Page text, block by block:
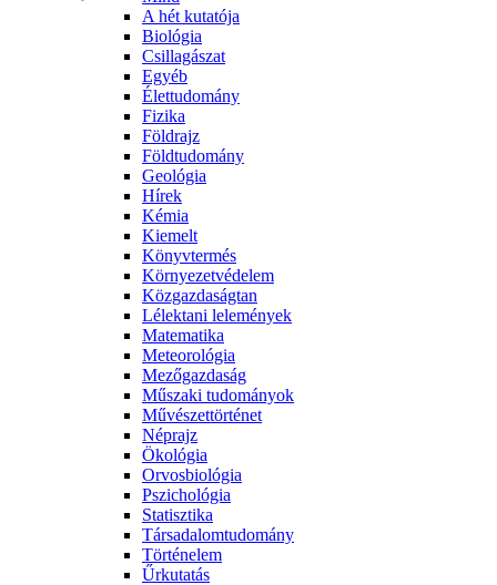
A hét kutatója
Biológia
Csillagászat
Egyéb
Élettudomány
Fizika
Földrajz
Földtudomány
Geológia
Hírek
Kémia
Kiemelt
Könyvtermés
Környezetvédelem
Közgazdaságtan
Lélektani lelemények
Matematika
Meteorológia
Mezőgazdaság
Műszaki tudományok
Művészettörténet
Néprajz
Ökológia
Orvosbiológia
Pszichológia
Statisztika
Társadalomtudomány
Történelem
Űrkutatás